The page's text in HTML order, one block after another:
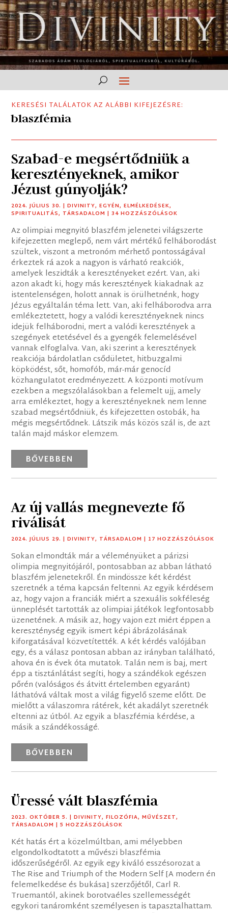
KERESÉSI TALÁLATOK AZ ALÁBBI KIFEJEZÉSRE:
blaszfémia
Szabad-e megsértődniük a
keresztényeknek, amikor
Jézust gúnyolják?
2024. JÚLIUS 30. |DIVINITY,EGYÉN,ELMÉLKEDÉSEK,
SPIRITUALITÁS, TÁRSADALOM | 34 HOZZÁSZÓLÁSOK
Az olimpiai megnyitó blaszfém jelenetei világszerte
kifejezetten meglepő, nem várt mértékű felháborodást
szültek, viszont a metronóm mérhető pontosságával
érkeztek rá azok a nagyon is várható reakciók,
amelyek leszidták a keresztényeket ezért. Van, aki
azon akadt ki, hogy más keresztények kiakadnak az
istentelenségen, holott annak is örülhetnénk, hogy
Jézus egyáltalán téma lett. Van, aki felháborodva arra
emlékeztetett, hogy a valódi keresztényeknek nincs
idejük felháborodni, mert a valódi keresztények a
szegények etetésével és a gyengék felemelésével
vannak elfoglalva. Van, aki szerint a keresztények
reakciója bárdolatlan csődületet, hitbuzgalmi
köpködést, sőt, homofób, már-már genocíd
közhangulatot eredményezett. A központi motívum
ezekben a megszólalásokban a felemelt ujj, amely
arra emlékeztet, hogy a keresztényeknek nem lenne
szabad megsértődniük, és kifejezetten ostobák, ha
mégis megsértődnek. Látszik más közös szál is, de azt
talán majd máskor elemzem.
BŐVEBBEN
Az új vallás megnevezte fő
riválisát
2024. JÚLIUS 29. |DIVINITY, TÁRSADALOM | 17 HOZZÁSZÓLÁSOK
Sokan elmondták már a véleményüket a párizsi
olimpia megnyitójáról, pontosabban az abban látható
blaszfém jelenetekről. Én mindössze két kérdést
szeretnék a téma kapcsán feltenni. Az egyik kérdésem
az, hogy vajon a franciák miért a szexuális sokféleség
ünneplését tartották az olimpiai játékok legfontosabb
üzenetének. A másik az, hogy vajon ezt miért éppen a
kereszténység egyik ismert képi ábrázolásának
kiforgatásával közvetítették. A két kérdés valójában
egy, és a válasz pontosan abban az irányban található,
ahova én is évek óta mutatok. Talán nem is baj, mert
épp a tisztánlátást segíti, hogy a szándékok egészen
pőrén (valóságos és átvitt értelemben egyaránt)
láthatóvá váltak most a világ figyelő szeme előtt. De
mielőtt a válaszomra rátérek, két akadályt szeretnék
eltenni az útból. Az egyik a blaszfémia kérdése, a
másik a szándékosságé.
BŐVEBBEN
Üressé vált blaszfémia
2023. OKTÓBER 5. |DIVINITY,FILOZÓFIA,MŰVÉSZET,
TÁRSADALOM | 5 HOZZÁSZÓLÁSOK
Két hatás ért a közelmúltban, ami mélyebben
elgondolkodtatott a művészi blaszfémia
időszerűségéről. Az egyik egy kiváló esszésorozat a
The Rise and Triumph of the Modern Self [A modern én
felemelkedése és bukása] szerzőjétől, Carl R.
Truemantól, akinek borotvaéles szellemességét
egykori tanáromként személyesen is tapasztalhattam.